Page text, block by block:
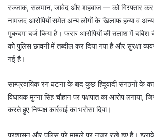
रज्जाक, सलमान, जावेद और शहबाज — को गिरफ्तार कर
नामजद आरोपियों समेत अन्य लोगों के खिलाफ हत्या व
मुकदमा दर्ज किया है। फरार आरोपियों की तलाश में दबिश
को पुलिस छावनी में तब्दील कर दिया गया है और सुरक्षा
गई है।
साम्प्रदायिक रंग घटना के बाद कुछ हिंदूवादी संगठनों के
विधायक मुन्ना सिंह चौहान पर पक्षपात का आरोप लगाया,
करते हुए निष्पक्ष कार्रवाई का भरोसा दिया।
प्रशासन और पुलिस पूरे मामले पर नजर रखे हुए है। इलाके